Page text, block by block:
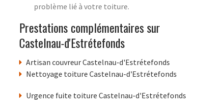
problème lié à votre toiture.
Prestations complémentaires sur
Castelnau-d'Estrétefonds
Artisan couvreur Castelnau-d'Estrétefonds
Nettoyage toiture Castelnau-d'Estrétefonds
Urgence fuite toiture Castelnau-d'Estrétefonds